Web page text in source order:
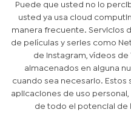
Puede que usted no lo
usted ya usa cloud
manera frecuente. Servicios
de películas y series como
de Instagram, vídeos
almacenados en alguna
cuando sea necesario. Estos
aplicaciones de uso
de todo el potencial de